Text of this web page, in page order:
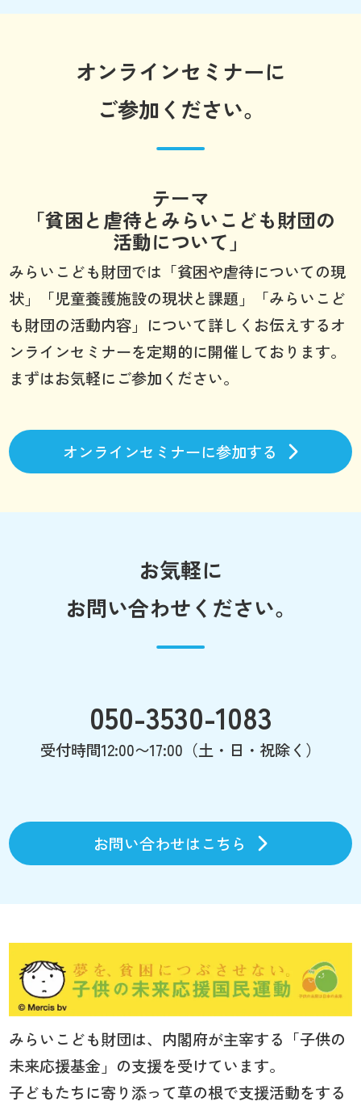
オンラインセミナーに
ご参加ください。
テーマ
「貧困と虐待とみらいこども財団の
活動について」
みらいこども財団では「貧困や虐待についての現
状」「児童養護施設の現状と課題」「みらいこど
も財団の活動内容」について詳しくお伝えするオ
ンラインセミナーを定期的に開催しております。
まずはお気軽にご参加ください。
オンラインセミナーに参加する
お気軽に
お問い合わせください。
050-3530-1083
受付時間12:00〜17:00（土・日・祝除く）
お問い合わせはこちら
みらいこども財団は、内閣府が主宰する「子供の
未来応援基金」の支援を受けています。
子どもたちに寄り添って草の根で支援活動をする